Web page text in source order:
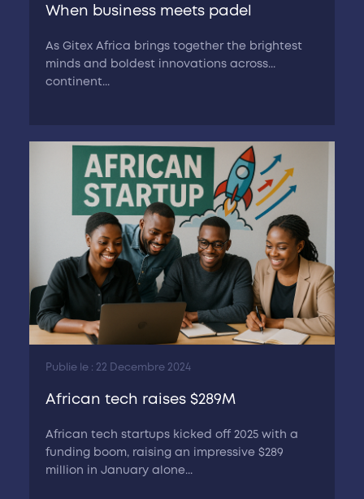
When business meets padel
As Gitex Africa brings together the brightest
minds and boldest innovations across...
continent...
Publie le : 22 Decembre 2024
African tech raises $289M
African tech startups kicked off 2025 with a
funding boom, raising an impressive $289
million in January alone...